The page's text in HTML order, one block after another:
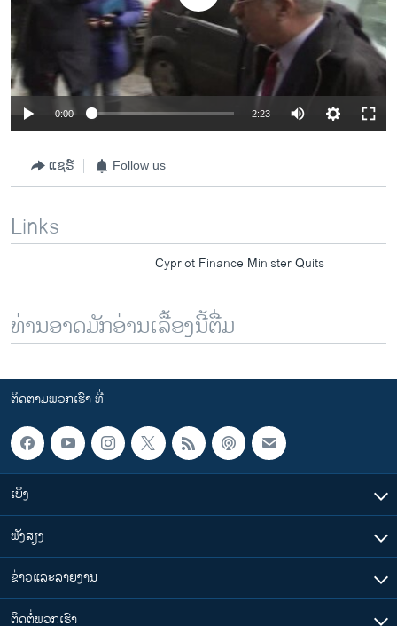
0:00 2:23
ແຊຣ໌ Follow us
Links
Cypriot Finance Minister Quits
ທ່ານອາດມັກອ່ານເລື້ອງນີ້ຕື່ມ
ຕິດຕາມພວກເຮົາ ທີ່
ເບິ່ງ
ຟັງສຽງ
ຂ່າວແລະລາຍງານ
ຕິດຕໍ່ພວກເຮົາ